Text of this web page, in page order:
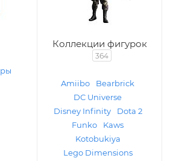
Коллекции фигурок
364
Amiibo
Bearbrick
DC Universe
Disney Infinity
Dota 2
Funko
Kaws
Kotobukiya
Lego Dimensions